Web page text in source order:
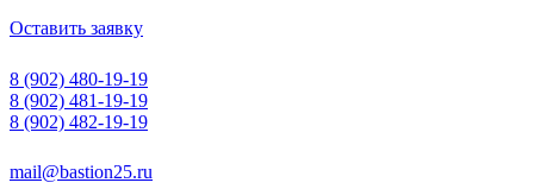
Оставить заявку
8 (902) 480-19-19
8 (902) 481-19-19
8 (902) 482-19-19
mail@bastion25.ru